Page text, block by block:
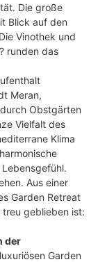
Die große
Blick auf den
Vinothek und
runden das
Meran,
Obstgärten
Vielfalt des
Klima
Aus einer
Garden Retreat
geblieben ist:
der
Garden